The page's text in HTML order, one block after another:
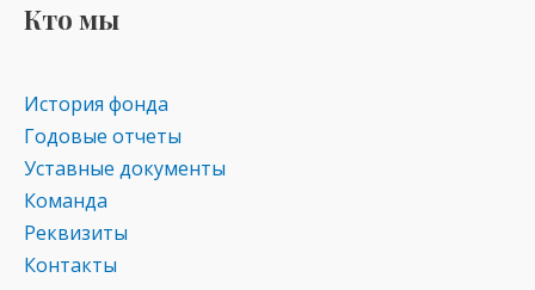
Кто мы
История фонда
Годовые отчеты
Уставные документы
Команда
Реквизиты
Контакты